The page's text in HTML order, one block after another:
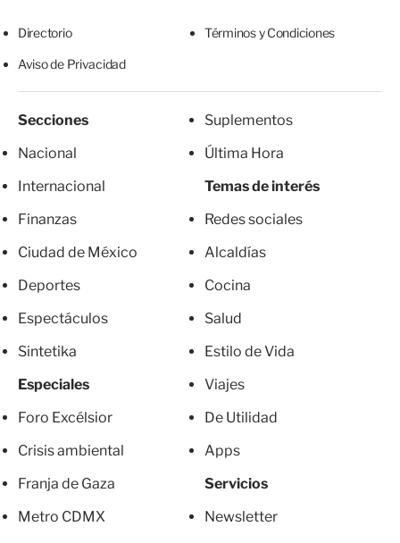
Directorio Términos y Condiciones
Aviso de Privacidad
Secciones
Nacional
Internacional
Finanzas
Ciudad de México
Deportes
Espectáculos
Sintetika
Especiales
Foro Excélsior
Crisis ambiental
Franja de Gaza
Metro CDMX
Suplementos
Última Hora
Temas de interés
Redes sociales
Alcaldías
Cocina
Salud
Estilo de Vida
Viajes
De Utilidad
Apps
Servicios
Newsletter